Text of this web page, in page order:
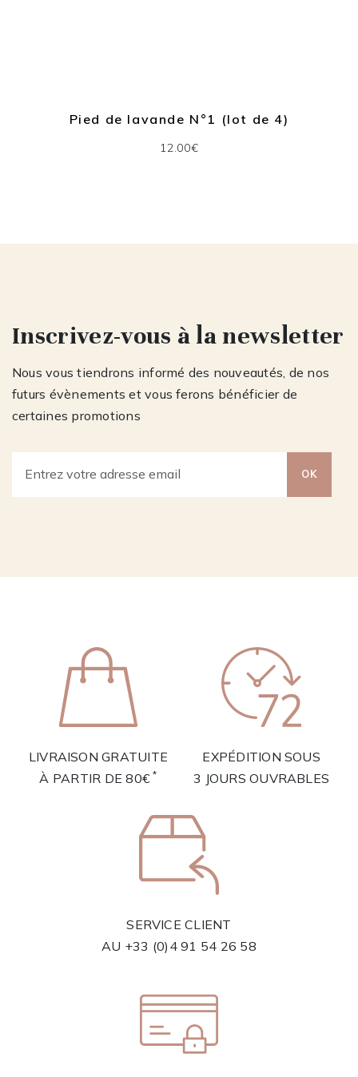
Pied de lavande N°1 (lot de 4)
12.00€
Inscrivez-vous à la newsletter
Nous vous tiendrons informé des nouveautés, de nos
futurs évènements et vous ferons bénéficier de
certaines promotions
OK
LIVRAISON GRATUITE
À PARTIR DE 80€*
EXPÉDITION SOUS
3 JOURS OUVRABLES
SERVICE CLIENT
AU +33 (0)4 91 54 26 58